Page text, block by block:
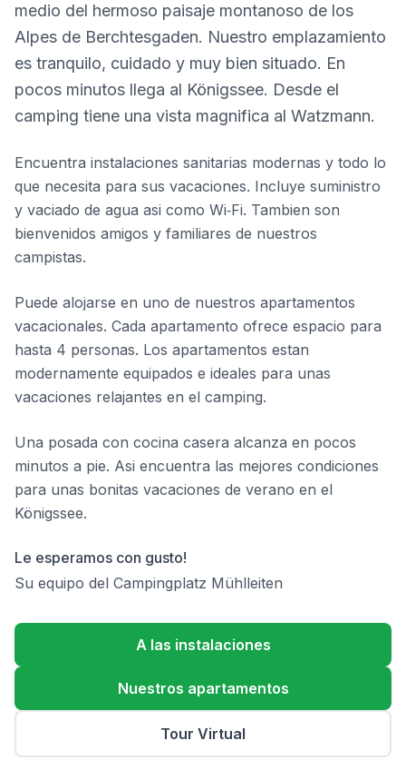
medio del hermoso paisaje montanoso de los
Alpes de Berchtesgaden. Nuestro emplazamiento
es tranquilo, cuidado y muy bien situado. En
pocos minutos llega al Königssee. Desde el
camping tiene una vista magnifica al Watzmann.
Encuentra instalaciones sanitarias modernas y todo lo
que necesita para sus vacaciones. Incluye suministro
y vaciado de agua asi como Wi‑Fi. Tambien son
bienvenidos amigos y familiares de nuestros
campistas.
Puede alojarse en uno de nuestros apartamentos
vacacionales. Cada apartamento ofrece espacio para
hasta 4 personas. Los apartamentos estan
modernamente equipados e ideales para unas
vacaciones relajantes en el camping.
Una posada con cocina casera alcanza en pocos
minutos a pie. Asi encuentra las mejores condiciones
para unas bonitas vacaciones de verano en el
Königssee.
Le esperamos con gusto!
Su equipo del Campingplatz Mühlleiten
A las instalaciones
Nuestros apartamentos
Tour Virtual